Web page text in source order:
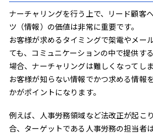
ナーチャリングを行う上で、リード顧客
ツ（情報）の価値は非常に重要です。
お客様が求めるタイミングで架電やメー
ても、コミュニケーションの中で提供す
場合、ナーチャリングは難しくなってしま
お客様が知らない情報でかつ求める情報
かがポイントになります。
例えば、人事労務領域など法改正が起こ
合、ターゲットである人事労務の担当者